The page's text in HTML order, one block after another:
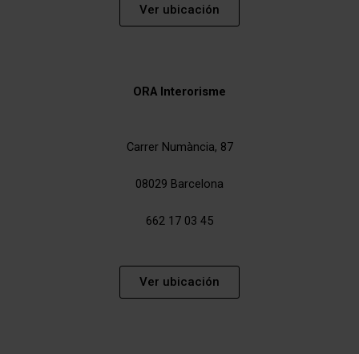
Ver ubicación
ORA Interorisme
Carrer Numància, 87
08029 Barcelona
662 17 03 45
Ver ubicación